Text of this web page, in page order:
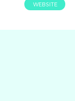
WEBSITE